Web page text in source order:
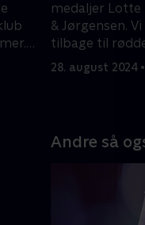
medaljer
& Jørgensen.
tilbage til
den tidligere
28. august 2024 •
Andre så